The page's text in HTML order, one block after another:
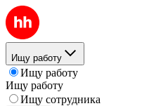
Ищу работу
Ищу работу
Ищу работу
Ищу сотрудника